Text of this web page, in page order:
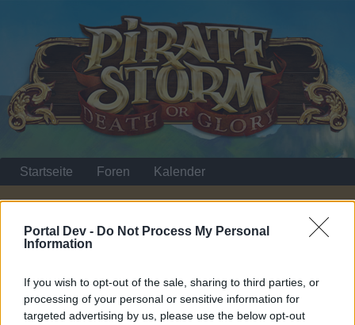
Portal Dev - Do Not Process My Personal
Information
If you wish to opt-out of the sale, sharing to third parties, or
processing of your personal or sensitive information for
targeted advertising by us, please use the below opt-out
Startseite
Liebe(r) Forum-Leser/in,
Startseite Foren Kalender